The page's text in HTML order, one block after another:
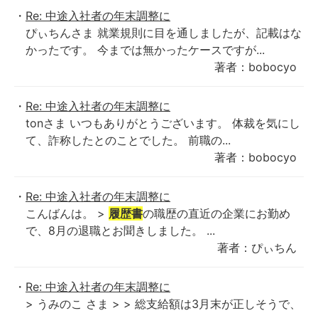
Re: 中途入社者の年末調整に
ぴぃちんさま 就業規則に目を通しましたが、記載はな
かったです。 今までは無かったケースですが...
著者：bobocyo
Re: 中途入社者の年末調整に
tonさま いつもありがとうございます。 体裁を気にし
て、詐称したとのことでした。 前職の...
著者：bobocyo
Re: 中途入社者の年末調整に
こんばんは。 > 履歴書の職歴の直近の企業にお勤め
で、8月の退職とお聞きしました。 ...
著者：ぴぃちん
Re: 中途入社者の年末調整に
> うみのこ さま > > 総支給額は3月末が正しそうで、